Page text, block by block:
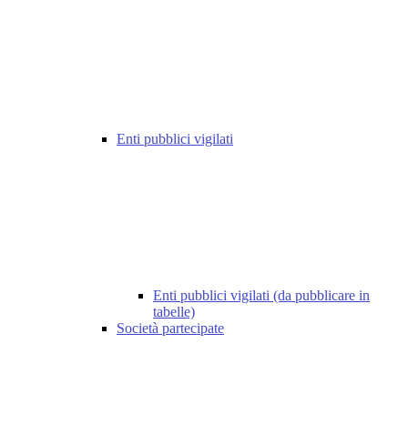
Enti pubblici vigilati
Enti pubblici vigilati (da pubblicare in
tabelle)
Società partecipate